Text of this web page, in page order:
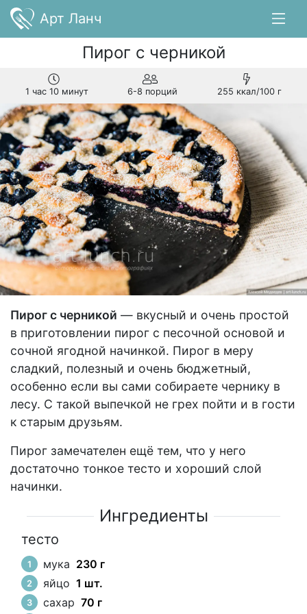
Арт Ланч
Пирог с черникой
1 час 10 минут 6-8 порций 255 ккал/100 г
Пирог с черникой — вкусный и очень простой
в приготовлении пирог с песочной основой и
сочной ягодной начинкой. Пирог в меру
сладкий, полезный и очень бюджетный,
особенно если вы сами собираете чернику в
лесу. С такой выпечкой не грех пойти и в гости
к старым друзьям.
Пирог замечателен ещё тем, что у него
достаточно тонкое тесто и хороший слой
начинки.
Ингредиенты
тесто
мука 230 г
яйцо 1 шт.
сахар 70 г